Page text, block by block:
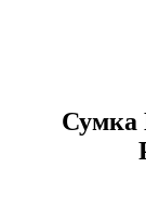
Сумка